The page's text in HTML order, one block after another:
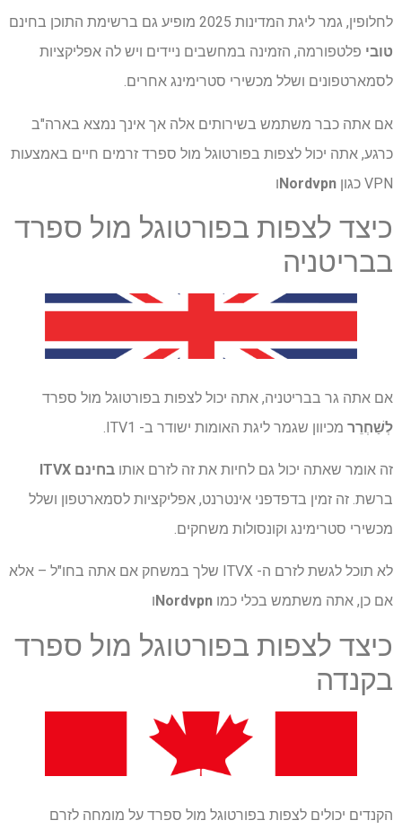
לחלופין, גמר ליגת המדינות 2025 מופיע גם ברשימת התוכן בחינם
טובי פלטפורמה, הזמינה במחשבים ניידים ויש לה אפליקציות
לסמארטפונים ושלל מכשירי סטרימינג אחרים.
אם אתה כבר משתמש בשירותים אלה אך אינך נמצא בארה"ב
כרגע, אתה יכול לצפות בפורטוגל מול ספרד זרמים חיים באמצעות
VPN כגון
Nordvpnו
כיצד לצפות בפורטוגל מול ספרד
בבריטניה
אם אתה גר בבריטניה, אתה יכול לצפות בפורטוגל מול ספרד
לְשַׁחְרֵר מכיוון שגמר ליגת האומות ישודר ב- ITV1.
זה אומר שאתה יכול גם לחיות את זה לזרם אותו בחינם ITVX
ברשת. זה זמין בדפדפני אינטרנט, אפליקציות לסמארטפון ושלל
מכשירי סטרימינג וקונסולות משחקים.
לא תוכל לגשת לזרם ה- ITVX שלך במשחק אם אתה בחו"ל – אלא
אם כן, אתה משתמש בכלי כמו Nordvpn ו
כיצד לצפות בפורטוגל מול ספרד
בקנדה
הקנדים יכולים לצפות בפורטוגל מול ספרד על מומחה לזרם